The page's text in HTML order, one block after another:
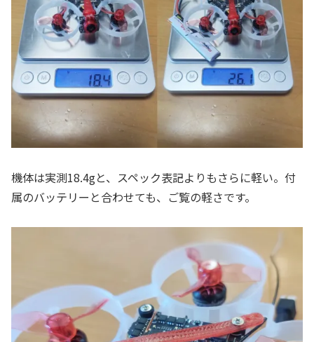
機体は実測18.4gと、スペック表記よりもさらに軽い。付
属のバッテリーと合わせても、ご覧の軽さです。